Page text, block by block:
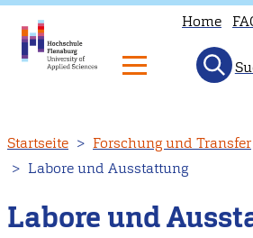
zum
Inhalt
Home
Startseite
Forschung und Transfer
Labore und Ausstattung
Labore und